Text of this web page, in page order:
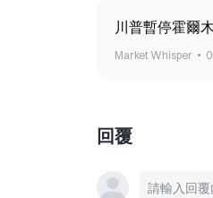
川普暫停霍爾
Market Whisper
回覆